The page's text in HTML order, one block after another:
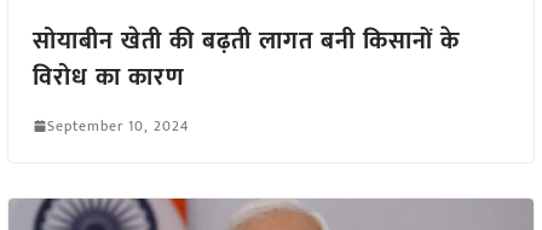
सोयाबीन खेती की बढ़ती लागत बनी किसानों के
विरोध का कारण
September 10, 2024